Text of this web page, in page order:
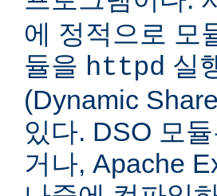
에 정적으로 모
듈을 httpd 실
(Dynamic
있다. DSO 모
거나, Apache